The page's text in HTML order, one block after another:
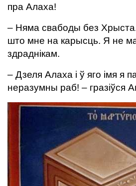
пра Алаха!
– Няма свабоды без
што мне на карысць. Я не
здраднікам.
– Дзеля Алаха і ў яго імя я
неразумны раб! – гразіўся